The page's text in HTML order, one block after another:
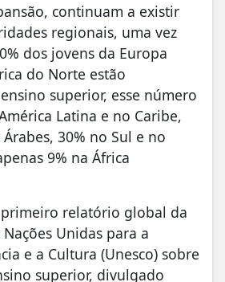
continuam a existir
regionais, uma vez
dos jovens da Europa
do Norte estão
superior, esse número
Latina e no Caribe,
30% no Sul e no
9% na África
relatório global da
Unidas para a
e a Cultura (Unesco) sobre
superior, divulgado